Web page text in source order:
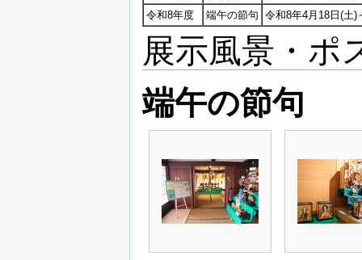
令和8年度
端午の節句 令和8年4月18日(土)
展示風景・ポ
端午の節句